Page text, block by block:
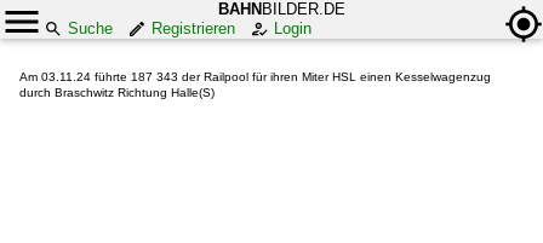
BAHN BILDER.DE
Suche
Registrieren Login
Am 03.11.24 führte 187 343 der Railpool für ihren Miter HSL einen Kesselwagenzug
durch Braschwitz Richtung Halle(S)